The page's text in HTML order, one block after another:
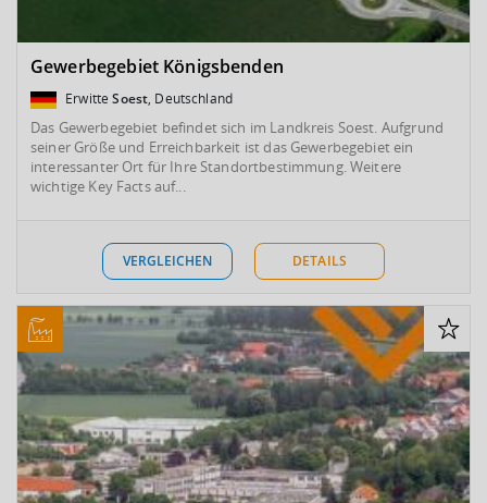
Gewerbegebiet Königsbenden
ErwitteSoest, Deutschland
Das Gewerbegebiet befindet sich im Landkreis Soest. Aufgrund
seiner Größe und Erreichbarkeit ist das Gewerbegebiet ein
interessanter Ort für Ihre Standortbestimmung. Weitere
wichtige Key Facts auf...
VERGLEICHEN DETAILS